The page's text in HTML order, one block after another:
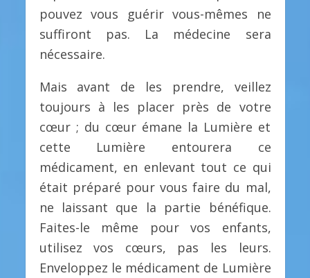
pouvez vous guérir vous-mêmes ne
suffiront pas. La médecine sera
nécessaire.
Mais avant de les prendre, veillez
toujours à les placer près de votre
cœur ; du cœur émane la Lumière et
cette Lumière entourera ce
médicament, en enlevant tout ce qui
était préparé pour vous faire du mal,
ne laissant que la partie bénéfique.
Faites-le même pour vos enfants,
utilisez vos cœurs, pas les leurs.
Enveloppez le médicament de Lumière